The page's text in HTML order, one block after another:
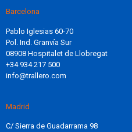
Barcelona
Pablo Iglesias 60-70
Pol. Ind. Granvía Sur
08908 Hospitalet de Llobregat
+34 934 217 500
info@trallero.com
Madrid
C/ Sierra de Guadarrama 98